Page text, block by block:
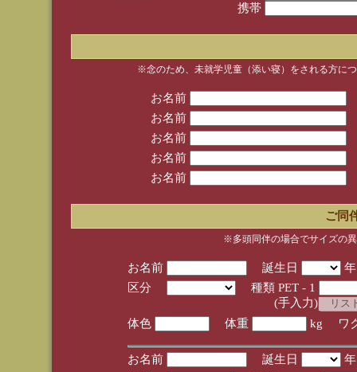
携帯
※念のため、未就学児童（添い寝）をされる方に
お名前
お名前
お名前
お名前
お名前
ご同
※多頭同伴の場合でサイズの
お名前 誕生日
区分
種類 PET - 1
(手入力)
体色
体重 kg ワ
お名前 誕生日